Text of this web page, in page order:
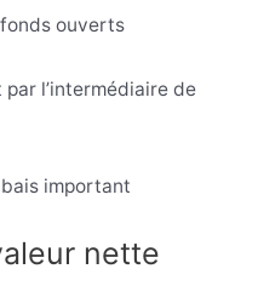
ouverts
l’intermédiaire de
important
nette